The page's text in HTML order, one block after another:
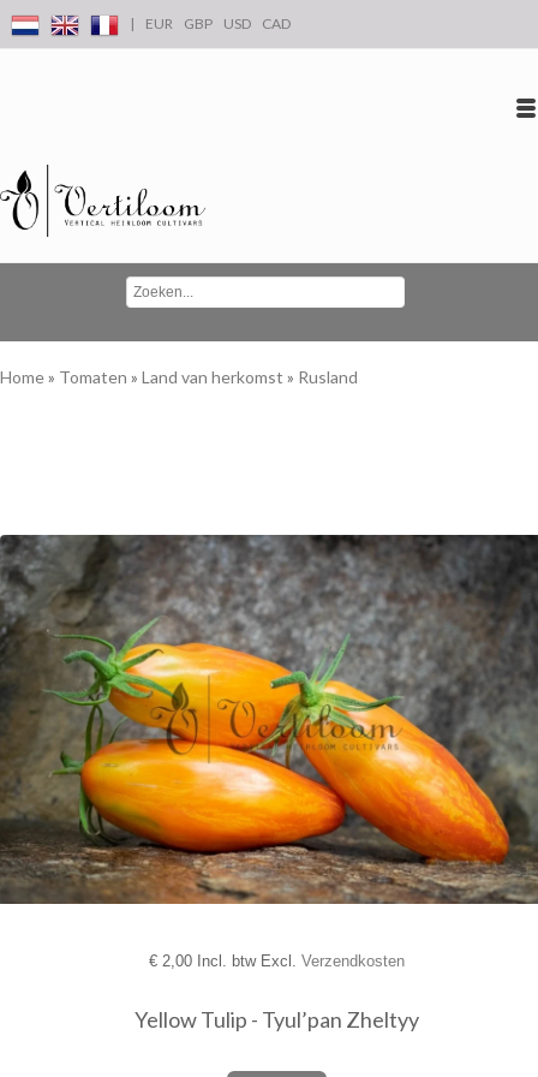
| EUR GBP USD CAD
Home» Tomaten » Land van herkomst » Rusland
€2,00 Incl. btw Excl. Verzendkosten
Yellow Tulip - Tyul’pan Zheltyy